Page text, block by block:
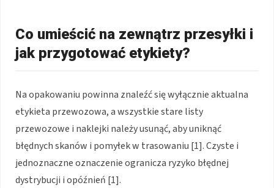
Co umieścić na zewnątrz przesyłki i
jak przygotować etykiety?
Na opakowaniu powinna znaleźć się wyłącznie aktualna
etykieta przewozowa, a wszystkie stare listy
przewozowe i naklejki należy usunąć, aby uniknąć
błędnych skanów i pomyłek w trasowaniu [1]. Czyste i
jednoznaczne oznaczenie ogranicza ryzyko błędnej
dystrybucji i opóźnień [1].